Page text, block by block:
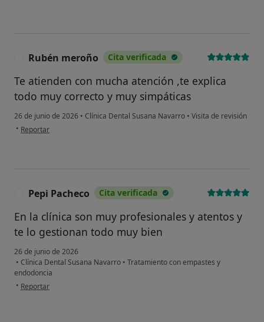
Rubén meroño Cita verificada
Te atienden con mucha atención ,te explica
todo muy correcto y muy simpáticas
26 de junio de 2026 • Clínica Dental Susana Navarro • Visita de revisión
• en opinión del usuario Rubén meroño
Reportar
Pepi Pacheco Cita verificada
En la clínica son muy profesionales y atentos y
te lo gestionan todo muy bien
26 de junio de 2026
• Clínica Dental Susana Navarro • Tratamiento con empastes y
endodoncia
• en opinión del usuario Pepi Pacheco
Reportar